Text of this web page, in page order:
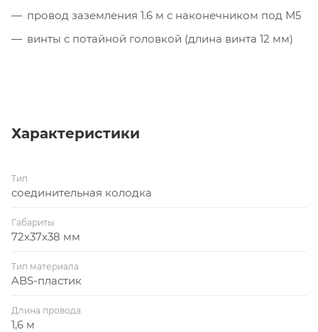
провод заземления 1.6 м с наконечником под М5
винты с потайной головкой (длина винта 12 мм)
Характеристики
Тип
соединительная колодка
Габариты
72x37x38 мм
Тип материала
ABS-пластик
Длина провода
1,6 м